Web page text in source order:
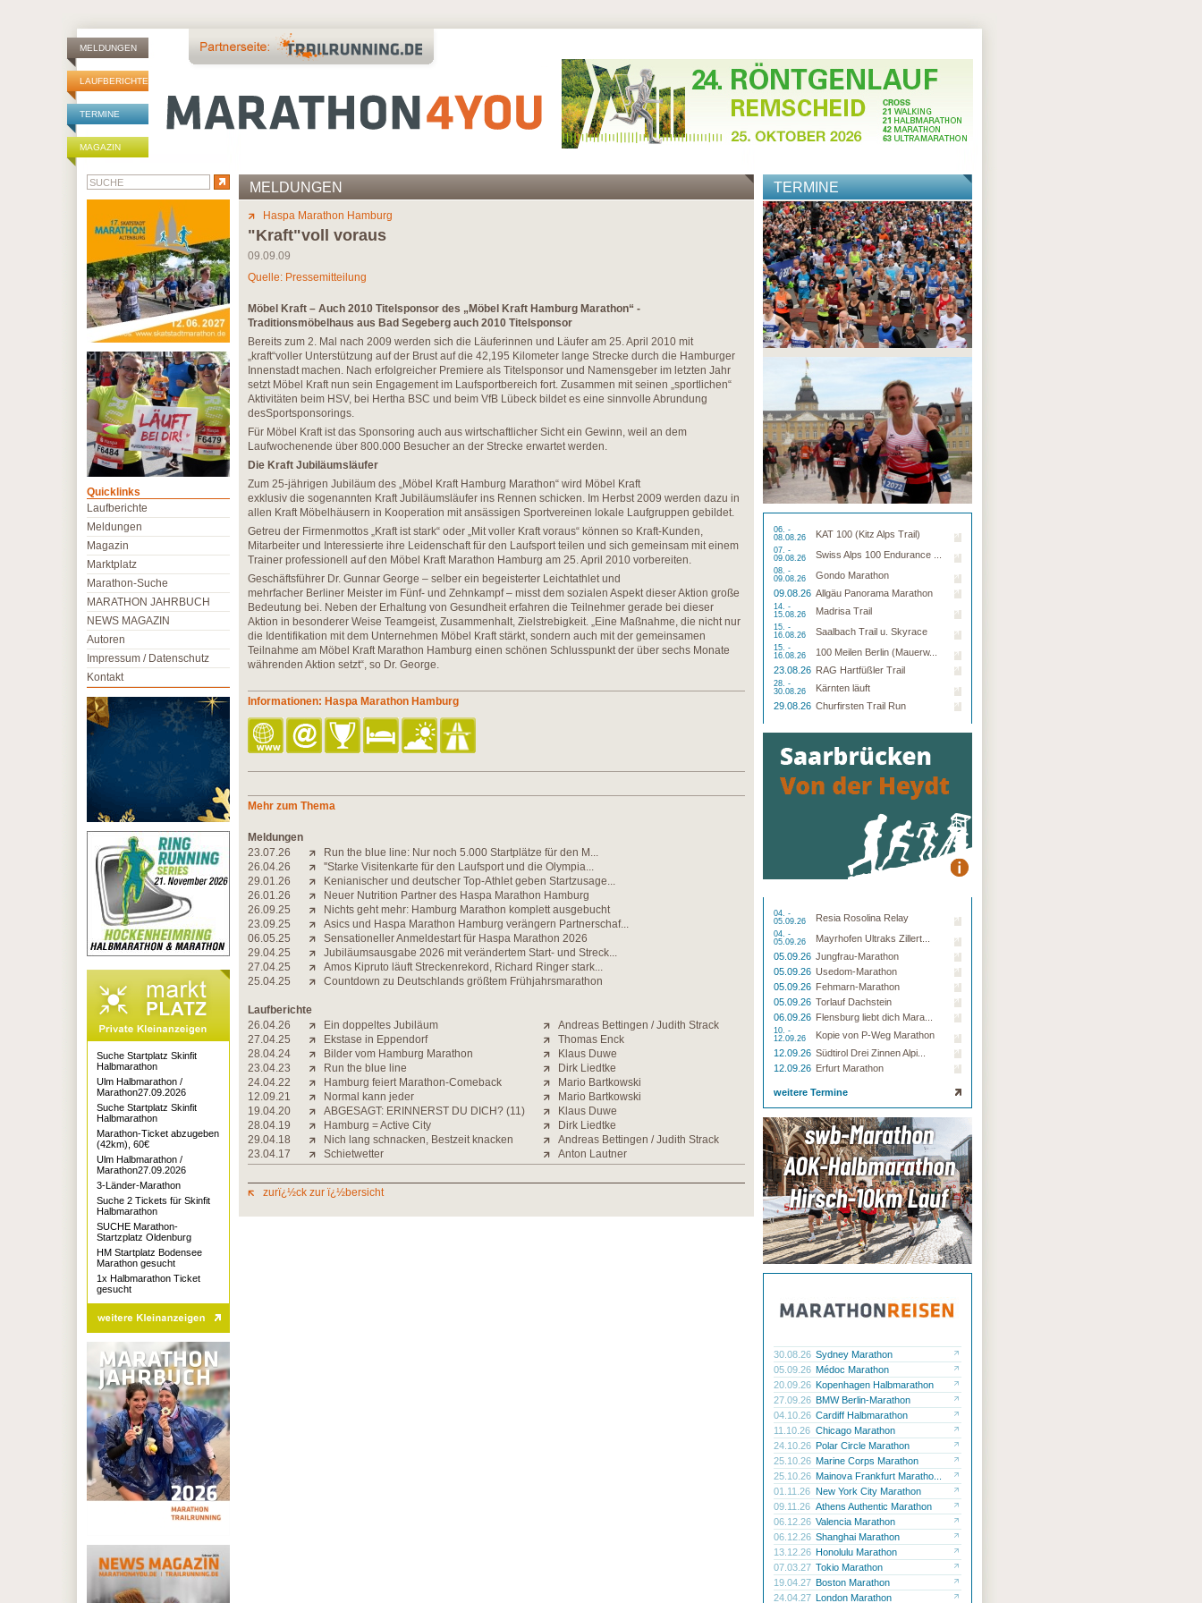
MELDUNGEN
LAUFBERICHTE
TERMINE
MAGAZIN
MELDUNGEN
Haspa Marathon Hamburg
"Kraft"voll voraus
09.09.09
Quelle: Pressemitteilung
Möbel Kraft – Auch 2010 Titelsponsor des „Möbel Kraft Hamburg Marathon“ -
Traditionsmöbelhaus aus Bad Segeberg auch 2010 Titelsponsor
Bereits zum 2. Mal nach 2009 werden sich die Läuferinnen und Läufer am 25. April 2010 mit
„kraft“voller Unterstützung auf der Brust auf die 42,195 Kilometer lange Strecke durch die Hamburger
Innenstadt machen. Nach erfolgreicher Premiere als Titelsponsor und Namensgeber im letzten Jahr
setzt Möbel Kraft nun sein Engagement im Laufsportbereich fort. Zusammen mit seinen „sportlichen“
Aktivitäten beim HSV, bei Hertha BSC und beim VfB Lübeck bildet es eine sinnvolle Abrundung
desSportsponsorings.
Für Möbel Kraft ist das Sponsoring auch aus wirtschaftlicher Sicht ein Gewinn, weil an dem
Laufwochenende über 800.000 Besucher an der Strecke erwartet werden.
Die Kraft Jubiläumsläufer
Zum 25-jährigen Jubiläum des „Möbel Kraft Hamburg Marathon“ wird Möbel Kraft
exklusiv die sogenannten Kraft Jubiläumsläufer ins Rennen schicken. Im Herbst 2009 werden dazu in
allen Kraft Möbelhäusern in Kooperation mit ansässigen Sportvereinen lokale Laufgruppen gebildet.
Getreu der Firmenmottos „Kraft ist stark“ oder „Mit voller Kraft voraus“ können so Kraft-Kunden,
Mitarbeiter und Interessierte ihre Leidenschaft für den Laufsport teilen und sich gemeinsam mit einem
Trainer professionell auf den Möbel Kraft Marathon Hamburg am 25. April 2010 vorbereiten.
Geschäftsführer Dr. Gunnar George – selber ein begeisterter Leichtathlet und
mehrfacher Berliner Meister im Fünf- und Zehnkampf – misst dem sozialen Aspekt dieser Aktion große
Bedeutung bei. Neben der Erhaltung von Gesundheit erfahren die Teilnehmer gerade bei dieser
Aktion in besonderer Weise Teamgeist, Zusammenhalt, Zielstrebigkeit. „Eine Maßnahme, die nicht nur
die Identifikation mit dem Unternehmen Möbel Kraft stärkt, sondern auch mit der gemeinsamen
Teilnahme am Möbel Kraft Marathon Hamburg einen schönen Schlusspunkt der über sechs Monate
währenden Aktion setzt“, so Dr. George.
Informationen: Haspa Marathon Hamburg
Mehr zum Thema
Meldungen
23.07.26
Run the blue line: Nur noch 5.000 Startplätze für den M...
26.04.26
''Starke Visitenkarte für den Laufsport und die Olympia...
29.01.26
Kenianischer und deutscher Top-Athlet geben Startzusage...
26.01.26
Neuer Nutrition Partner des Haspa Marathon Hamburg
26.09.25
Nichts geht mehr: Hamburg Marathon komplett ausgebucht
23.09.25
Asics und Haspa Marathon Hamburg verängern Partnerschaf...
06.05.25
Sensationeller Anmeldestart für Haspa Marathon 2026
29.04.25
Jubiläumsausgabe 2026 mit verändertem Start- und Streck...
27.04.25
Amos Kipruto läuft Streckenrekord, Richard Ringer stark...
25.04.25
Countdown zu Deutschlands größtem Frühjahrsmarathon
Laufberichte
26.04.26
Ein doppeltes Jubiläum
Andreas Bettingen / Judith Strack
27.04.25
Ekstase in Eppendorf
Thomas Enck
28.04.24
Bilder vom Hamburg Marathon
Klaus Duwe
23.04.23
Run the blue line
Dirk Liedtke
24.04.22
Hamburg feiert Marathon-Comeback
Mario Bartkowski
12.09.21
Normal kann jeder
Mario Bartkowski
19.04.20
ABGESAGT: ERINNERST DU DICH? (11)
Klaus Duwe
28.04.19
Hamburg = Active City
Dirk Liedtke
29.04.18
Nich lang schnacken, Bestzeit knacken
Andreas Bettingen / Judith Strack
23.04.17
Schietwetter Anton Lautner
zurï¿½ck zur ï¿½bersicht
TERMINE
06. -
08.08.26
KAT 100 (Kitz Alps Trail)
07. -
09.08.26
Swiss Alps 100 Endurance ...
08. -
09.08.26
Gondo Marathon
09.08.26 Allgäu Panorama Marathon
14. -
15.08.26
Madrisa Trail
15. -
16.08.26
Saalbach Trail u. Skyrace
15. -
16.08.26
100 Meilen Berlin (Mauerw...
23.08.26 RAG Hartfüßler Trail
28. -
30.08.26
Kärnten läuft
29.08.26 Churfirsten Trail Run
04. -
05.09.26
Resia Rosolina Relay
04. -
05.09.26
Mayrhofen Ultraks Zillert...
05.09.26 Jungfrau-Marathon
05.09.26 Usedom-Marathon
05.09.26 Fehmarn-Marathon
05.09.26 Torlauf Dachstein
06.09.26 Flensburg liebt dich Mara...
10. -
12.09.26
Kopie von P-Weg Marathon
12.09.26 Südtirol Drei Zinnen Alpi...
12.09.26 Erfurt Marathon
weitere Termine
30.08.26 Sydney Marathon
05.09.26 Médoc Marathon
20.09.26 Kopenhagen Halbmarathon
27.09.26 BMW Berlin-Marathon
04.10.26 Cardiff Halbmarathon
11.10.26 Chicago Marathon
24.10.26 Polar Circle Marathon
25.10.26 Marine Corps Marathon
25.10.26 Mainova Frankfurt Maratho...
01.11.26 New York City Marathon
09.11.26 Athens Authentic Marathon
06.12.26 Valencia Marathon
06.12.26 Shanghai Marathon
13.12.26 Honolulu Marathon
07.03.27 Tokio Marathon
19.04.27 Boston Marathon
24.04.27 London Marathon
Quicklinks
Laufberichte
Meldungen
Magazin
Marktplatz
Marathon-Suche
MARATHON JAHRBUCH
NEWS MAGAZIN
Autoren
Impressum / Datenschutz
Kontakt
Suche Startplatz Skinfit
Halbmarathon
Ulm Halbmarathon /
Marathon27.09.2026
Suche Startplatz Skinfit
Halbmarathon
Marathon-Ticket abzugeben
(42km), 60€
Ulm Halbmarathon /
Marathon27.09.2026
3-Länder-Marathon
Suche 2 Tickets für Skinfit
Halbmarathon
SUCHE Marathon-
Startzplatz Oldenburg
HM Startplatz Bodensee
Marathon gesucht
1x Halbmarathon Ticket
gesucht